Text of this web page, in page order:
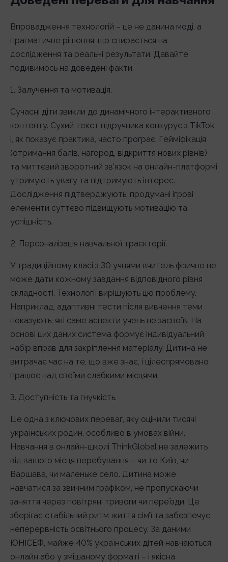
Впровадження технологій – це не данина моді, а
прагматичне рішення, що спирається на
дослідження та реальні результати. Давайте
подивимось на доведені факти.
1. Залучення та мотивація.
Сучасні діти звикли до динамічного інтерактивного
контенту. Сухий текст підручника конкурує з TikTok
і, як показує практика, часто програє. Гейміфікація
(отримання балів, нагород, відкриття нових рівнів)
та миттєвий зворотний зв’язок на онлайн-платформі
утримують увагу та підтримують інтерес.
Дослідження підтверджують: продумані ігрові
елементи суттєво підвищують мотивацію та
успішність.
2. Персоналізація навчальної траєкторії.
У традиційному класі з 30 учнями вчитель фізично не
може дати кожному завдання відповідного рівня
складності. Технології вирішують цю проблему.
Наприклад, адаптивні тести після вивчення теми
показують, які саме аспекти учень не засвоїв. На
основі цих даних система формує індивідуальний
набір вправ для закріплення матеріалу. Дитина не
витрачає час на те, що вже знає, і цілеспрямовано
працює над своїми слабкими місцями.
3. Доступність та гнучкість.
Це одна з ключових переваг, яку оцінили тисячі
українських родин, особливо в умовах війни.
Навчання в онлайн-школі ThinkGlobal не залежить
від вашого місця перебування – чи то Київ, чи
Варшава, чи маленьке село. Дитина може
навчатися за звичним графіком, не пропускаючи
заняття через повітряні тривоги чи переїзди. Це
зберігає стабільний ритм життя сім’ї та забезпечує
неперервність освітнього процесу. За даними
ЮНІСЕФ, майже 40% українських дітей навчаються
онлайн або у змішаному форматі – і якісна